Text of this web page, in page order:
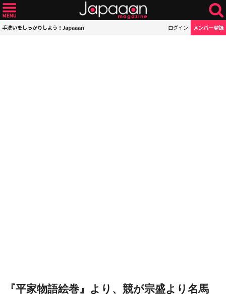
手洗いをしっかりしよう！Japaaan ログイン メンバー登録
『平家物語絵巻』より、競が宗盛より名馬